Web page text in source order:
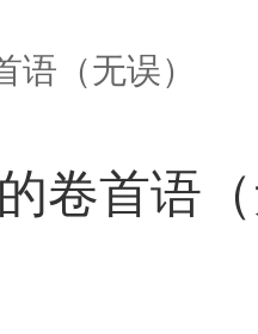
语（无误）
卷首语